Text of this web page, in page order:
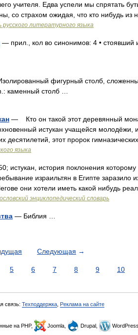
учителя. Едва успели мы спрятать
со страхом ожидая, что кто нибудь из
русского литературного языка
— прил., кол во синонимов: 4 • стоявший
фигурный столб,
каменный столб …
— Кто он такой этот деревянный
истукан учащейся
десятилетий, этот пророк
языка
истукан, история поклонения
израильтян в Египте заразило
они хотели иметь какой нибудь
энциклопедический словарь
— Библия …
Следующая →
5 6 7 8 9 10
связь: Техподдержка Реклама на сайте
на PHP, Joomla, Drupal,